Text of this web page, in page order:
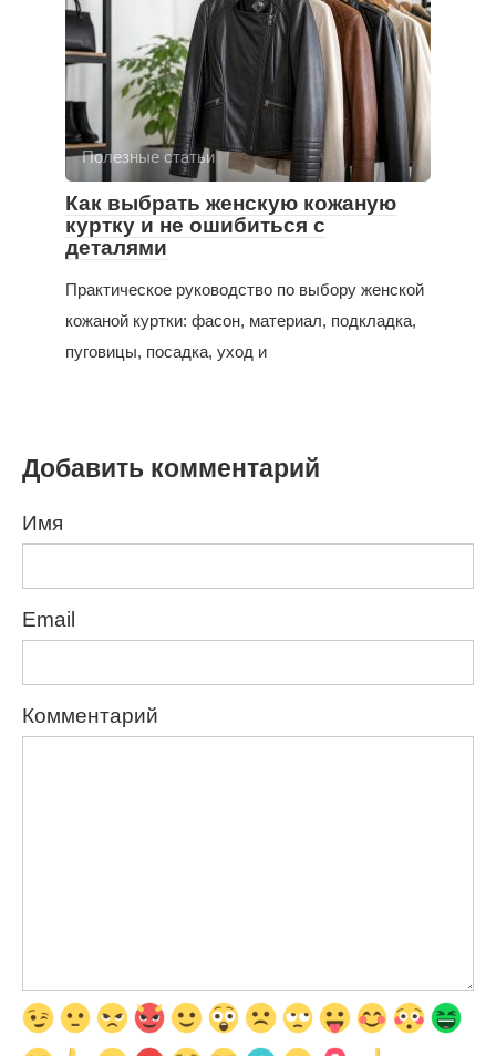
Полезные статьи
Как выбрать женскую кожаную
куртку и не ошибиться с
деталями
Практическое руководство по выбору женской
кожаной куртки: фасон, материал, подкладка,
пуговицы, посадка, уход и
Добавить комментарий
Имя
Email
Комментарий